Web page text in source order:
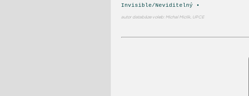
Invisible/Neviditelný •
autor databáze voleb: Michal Miclík, UPCE